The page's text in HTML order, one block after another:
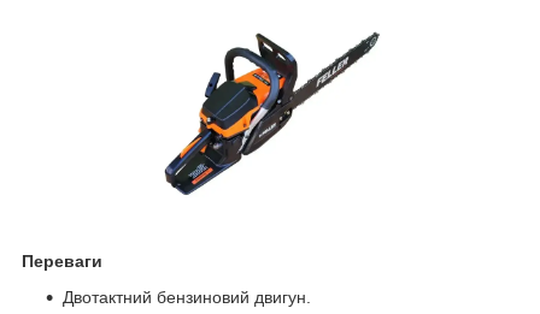
Переваги
Двотактний бензиновий двигун.